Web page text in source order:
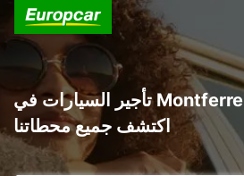
تأجير السيارات في Montferrer i Castellbò :
اكتشف جميع محطاتنا